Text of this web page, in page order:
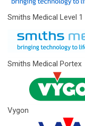
Smiths Medical Level 1
Smiths Medical Portex
Vygon